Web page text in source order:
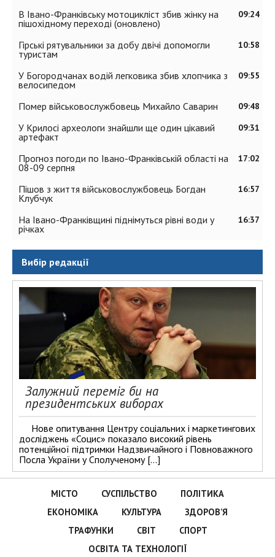
09:24
В Івано-Франківську мотоцикліст збив жінку на
пішохідному переході (оновлено)
10:58
Гірські рятувальники за добу двічі допомогли
туристам
09:55
У Богородчанах водій легковика збив хлопчика з
велосипедом
09:48
Помер військовослужбовець Михайло Саварин
09:31
У Крилосі археологи знайшли ще один цікавий
артефакт
17:02
Прогноз погоди по Івано-Франківській області на
08-09 серпня
16:57
Пішов з життя військовослужбовець Богдан
Клубчук
16:37
На Івано-Франківщині піднімуться рівні води у
річках
Вибір редакції
Залужний переміг би на
президентських виборах
Нове опитування Центру соціальних і маркетингових
досліджень «Социс» показало високий рівень
потенційної підтримки Надзвичайного і Повноважного
Посла України у Сполученому […]
МІСТО СУСПІЛЬСТВО
ПОЛІТИКА
ЕКОНОМІКА
КУЛЬТУРА
ЗДОРОВ’Я
ТРАФУНКИ
СВІТ
СПОРТ
ОСВІТА ТА ТЕХНОЛОГІЇ